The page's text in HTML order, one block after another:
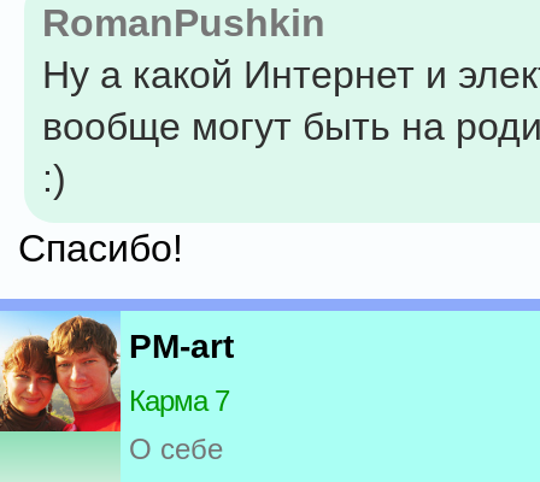
RomanPushkin
Ну а какой Интернет и
вообще могут быть на
:)
Спасибо!
PM-art
Карма 7
О себе